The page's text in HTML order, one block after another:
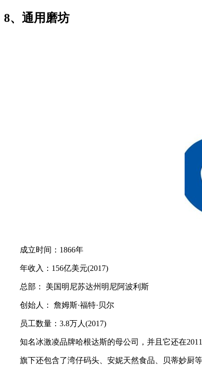
8、通用磨坊
成立时间：1866年
年收入：156亿美元(2017)
总部： 美国明尼苏达州明尼阿波利斯
创始人： 詹姆斯·福特·贝尔
员工数量：3.8万人(2017)
知名冰激凌品牌哈根达斯的母公司，并且它还在2011
旗下还包含了湾仔码头、安妮天然食品、贝蒂妙厨等